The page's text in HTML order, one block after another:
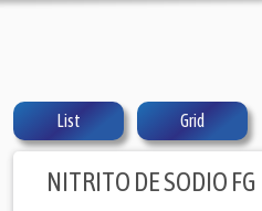
List Grid
NITRITO DE SODIO FG